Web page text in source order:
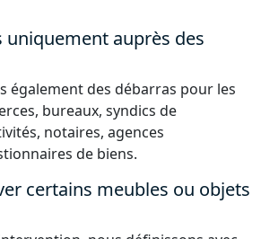
uniquement auprès des
également des débarras pour les
bureaux, syndics de
notaires, agences
de biens.
certains meubles ou objets